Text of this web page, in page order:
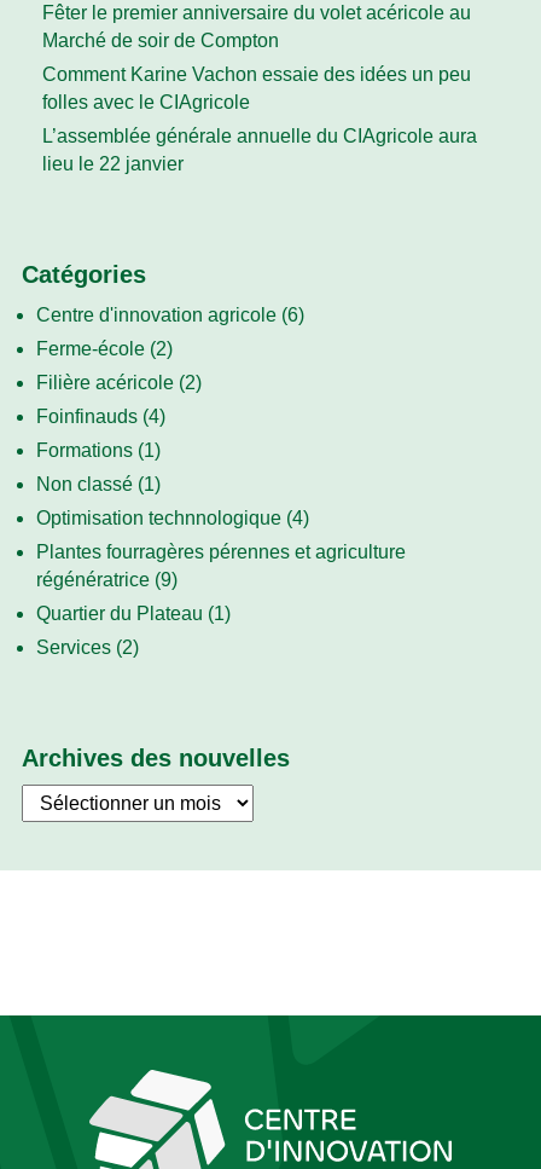
Fêter le premier anniversaire du volet acéricole au
Marché de soir de Compton
Comment Karine Vachon essaie des idées un peu
folles avec le CIAgricole
L’assemblée générale annuelle du CIAgricole aura
lieu le 22 janvier
Catégories
Centre d'innovation agricole (6)
Ferme-école (2)
Filière acéricole (2)
Foinfinauds (4)
Formations (1)
Non classé (1)
Optimisation technnologique (4)
Plantes fourragères pérennes et agriculture
régénératrice (9)
Quartier du Plateau (1)
Services (2)
Archives des nouvelles
Archives